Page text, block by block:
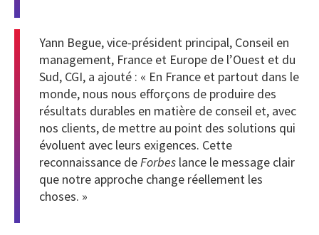
Yann Begue, vice-président principal, Conseil en
management, France et Europe de l’Ouest et du
Sud, CGI, a ajouté : « En France et partout dans le
monde, nous nous efforçons de produire des
résultats durables en matière de conseil et, avec
nos clients, de mettre au point des solutions qui
évoluent avec leurs exigences. Cette
reconnaissance deForbes lance le message clair
que notre approche change réellement les
choses. »